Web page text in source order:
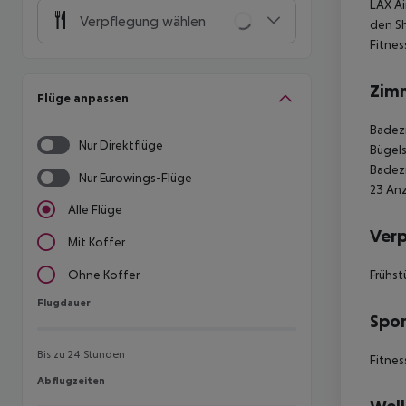
Verpflegung wählen
Flüge anpassen
Nur Direktflüge
Nur Eurowings-Flüge
Alle Flüge
Mit Koffer
Ohne Koffer
Flugdauer
Flugdauer
Bis zu 24 Stunden
Abflugzeiten
Abflugzeiten
LAX
den
23